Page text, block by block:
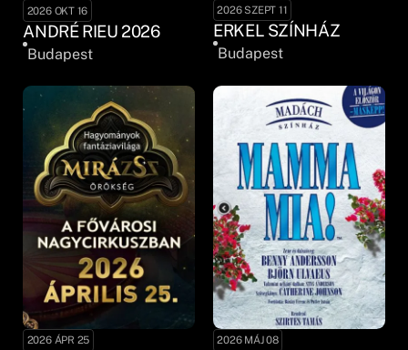
2026 OKT 16
ANDRÉ RIEU 2026
Budapest
2026 SZEPT 11
ERKEL SZÍNHÁZ
Budapest
2026 ÁPR 25 2026 MÁJ 08